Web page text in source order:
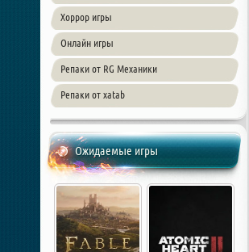
Хоррор игры
Онлайн игры
Репаки от RG Механики
Репаки от xatab
Ожидаемые игры